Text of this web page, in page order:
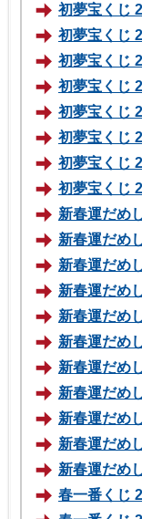
初夢宝くじ
初夢宝くじ
初夢宝くじ
初夢宝くじ
初夢宝くじ
初夢宝くじ
初夢宝くじ
初夢宝くじ
新春運だめ
新春運だめ
新春運だめ
新春運だめ
新春運だめ
新春運だめ
新春運だめ
新春運だめ
新春運だめ
新春運だめ
新春運だめ
春一番くじ